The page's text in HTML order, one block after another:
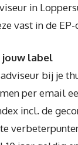
in
vast in de
jouw label
bij je
per email
incl. de